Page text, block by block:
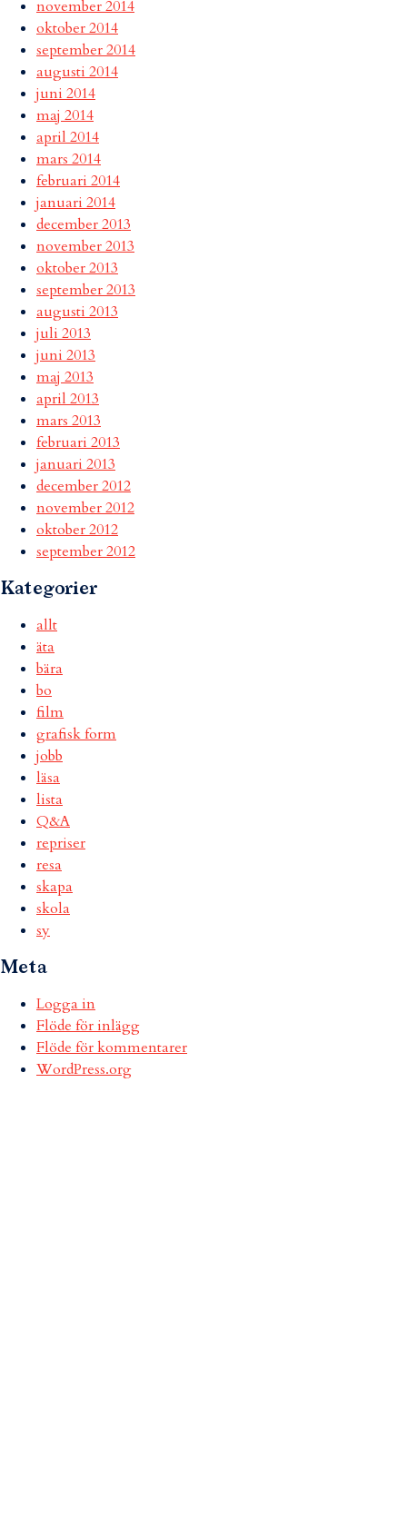
november 2014
oktober 2014
september 2014
augusti 2014
juni 2014
maj 2014
april 2014
mars 2014
februari 2014
januari 2014
december 2013
november 2013
oktober 2013
september 2013
augusti 2013
juli 2013
juni 2013
maj 2013
april 2013
mars 2013
februari 2013
januari 2013
december 2012
november 2012
oktober 2012
september 2012
Kategorier
allt
äta
bära
bo
film
grafisk form
jobb
läsa
lista
Q&A
repriser
resa
skapa
skola
sy
Meta
Logga in
Flöde för inlägg
Flöde för kommentarer
WordPress.org